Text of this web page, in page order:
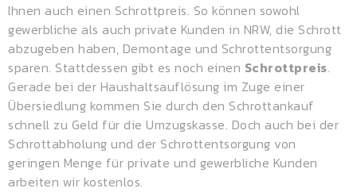
Ihnen auch einen Schrottpreis. So können sowohl
gewerbliche als auch private Kunden in NRW, die Schrott
abzugeben haben, Demontage und Schrottentsorgung
sparen. Stattdessen gibt es noch einen Schrottpreis.
Gerade bei der Haushaltsauflösung im Zuge einer
Übersiedlung kommen Sie durch den Schrottankauf
schnell zu Geld für die Umzugskasse. Doch auch bei der
Schrottabholung und der Schrottentsorgung von
geringen Menge für private und gewerbliche Kunden
arbeiten wir kostenlos.